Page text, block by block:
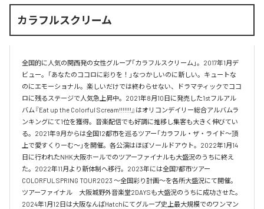
カラフルスクリーム
全国的に人気の関西発の女性グループ「カラフルスクリーム」。2017年1月デ
ビュー。「あなたのココロに彩りを！」なつかしいのに新しい。キュートな
のにエモーショナル。楽しいだけでは終わらせない、ドラマティックでココ
ロに残るステージで人気急上昇中。2021年8月10日に発売した1stフルアル
バム『Eat up the Colorful Scream!!!!!!!』はオリコンデイリー総合アルバムラ
ンキングにて1位を獲得。音楽配信でも好調に推移し集客も大きく伸びてい
る。2021年9月からは全国12都市を巡るツアー「カラフル・ザ・ライド～頂
上で愛すくりーむ～」を開催。各公演はほぼソールドアウト。2022年1月14
日に行われたNHK大阪ホールでのツアーファイナルも大盛況のうちに終え
た。2022年11月より新体制へ移行。2023年には全国7都市ツアー
COLORFUL SPRING TOUR2023 〜全国彩り計画〜を各所大盛況にて開催。
ツアーファイナル　大阪城野外音楽堂2DAYSも大盛況のうちに成功させた。
2024年1月12日は大阪なんばHatchにてグループ史上最大規模でのワンマン